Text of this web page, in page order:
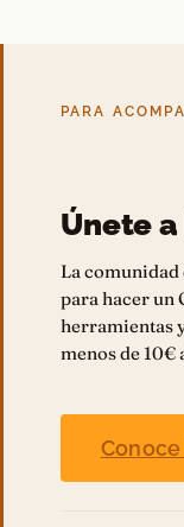
PARA
Únete
La comunidad
para hacer un
herramientas
menos de 10€